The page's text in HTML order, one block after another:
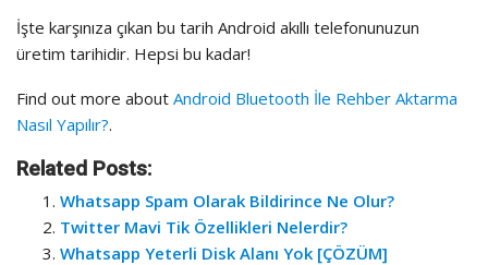
İşte karşınıza çıkan bu tarih Android akıllı telefonunuzun
üretim tarihidir. Hepsi bu kadar!
Find out more about Android Bluetooth İle Rehber Aktarma
Nasıl Yapılır?.
Related Posts:
Whatsapp Spam Olarak Bildirince Ne Olur?
Twitter Mavi Tik Özellikleri Nelerdir?
Whatsapp Yeterli Disk Alanı Yok [ÇÖZÜM]